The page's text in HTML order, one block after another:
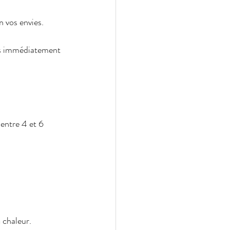
vos envies.
immédiatement
4 et 6